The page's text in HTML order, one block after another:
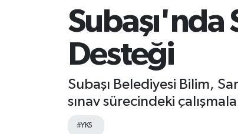
Subaşı'nda
Desteği
Subaşı Belediyesi Bilim,
sınav sürecindeki
#YKS
BİLİM VE TEKNOLOJİ
Puan Durumu ve Fikstür
Tüm Manşetler
Son Dakika Haberleri